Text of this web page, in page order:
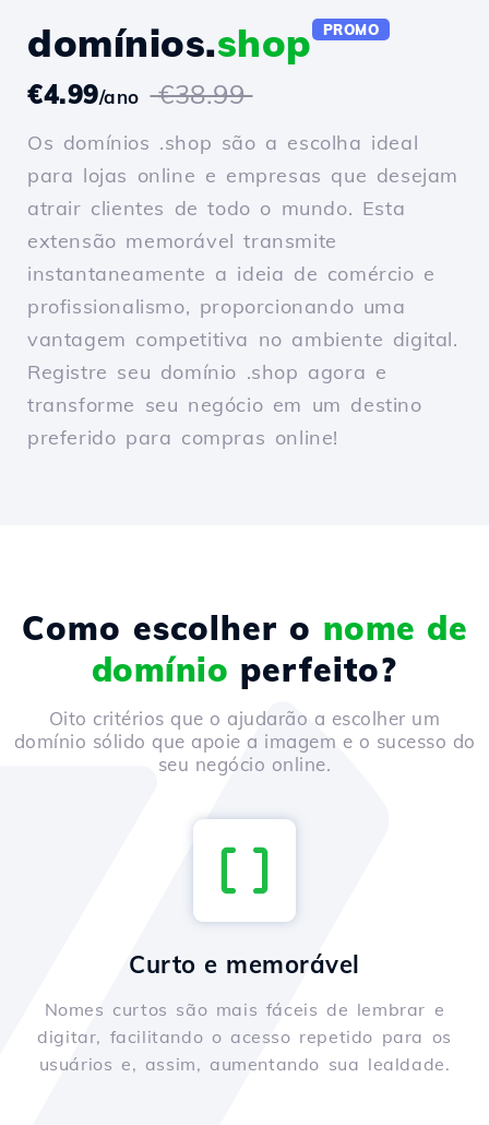
domínios.shop PROMO
€4.99/ano €38.99
Os domínios .shop são a escolha ideal
para lojas online e empresas que desejam
atrair clientes de todo o mundo. Esta
extensão memorável transmite
instantaneamente a ideia de comércio e
profissionalismo, proporcionando uma
vantagem competitiva no ambiente digital.
Registre seu domínio .shop agora e
transforme seu negócio em um destino
preferido para compras online!
Como escolher o nome de
domínio perfeito?
Oito critérios que o ajudarão a escolher um
domínio sólido que apoie a imagem e o sucesso do
seu negócio online.
Curto e memorável
Nomes curtos são mais fáceis de lembrar e
digitar, facilitando o acesso repetido para os
usuários e, assim, aumentando sua lealdade.